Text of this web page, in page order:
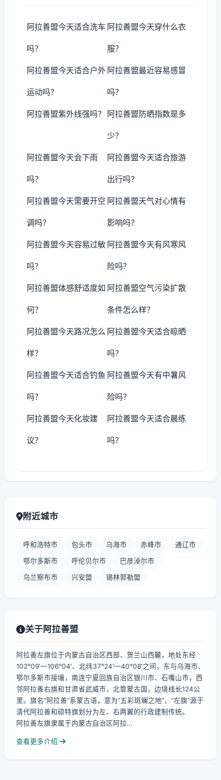
阿拉善盟今天适合洗车
吗？
阿拉善盟今天穿什么衣
服？
阿拉善盟今天适合户外
运动吗？
阿拉善盟最近容易感冒
吗？
阿拉善盟紫外线强吗？ 阿拉善盟防晒指数是多
少？
阿拉善盟今天会下雨
吗？
阿拉善盟今天适合旅游
出行吗？
阿拉善盟今天需要开空
调吗？
阿拉善盟天气对心情有
影响吗？
阿拉善盟今天容易过敏
吗？
阿拉善盟今天有风寒风
险吗？
阿拉善盟体感舒适度如
何？
阿拉善盟空气污染扩散
条件怎么样？
阿拉善盟今天路况怎么
样？
阿拉善盟今天适合晾晒
吗？
阿拉善盟今天适合钓鱼
吗？
阿拉善盟今天有中暑风
险吗？
阿拉善盟今天化妆建
议？
阿拉善盟今天适合晨练
吗？
附近城市
呼和浩特市 包头市 乌海市 赤峰市 通辽市
鄂尔多斯市 呼伦贝尔市 巴彦淖尔市
乌兰察布市 兴安盟 锡林郭勒盟
关于阿拉善盟
阿拉善左旗位于内蒙古自治区西部、贺兰山西麓，地处东经
102°09′—106°04′、北纬37°24′—40°08′之间，东与乌海市、
鄂尔多斯市接壤，南连宁夏回族自治区银川市、石嘴山市，西
邻阿拉善右旗和甘肃省武威市，北靠蒙古国，边境线长124公
里。旗名“阿拉善”系蒙古语，意为“五彩斑斓之地”，“左旗”源于
清代阿拉善和硕特旗划分为左、右两翼的行政建制传统。
阿拉善左旗隶属于内蒙古自治区阿拉...
查看更多介绍